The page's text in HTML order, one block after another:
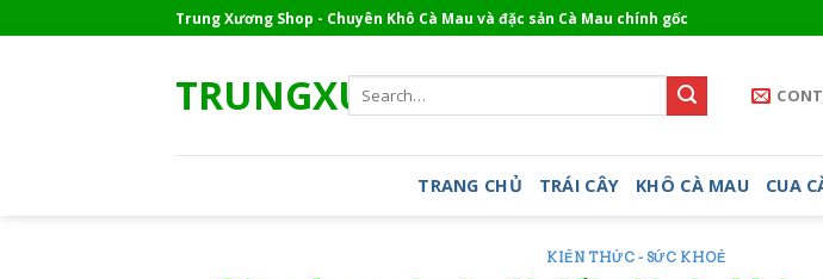
to
Trung Xương Shop - Chuyên Khô Cà Mau và đặc sản Cà Mau chính gốc
TRUNGXUONG.COM
Search
for:
TRANG CHỦ TRÁI CÂY KHÔ CÀ MAU CUA
KIẾN THỨC - SỨC KHOẺ